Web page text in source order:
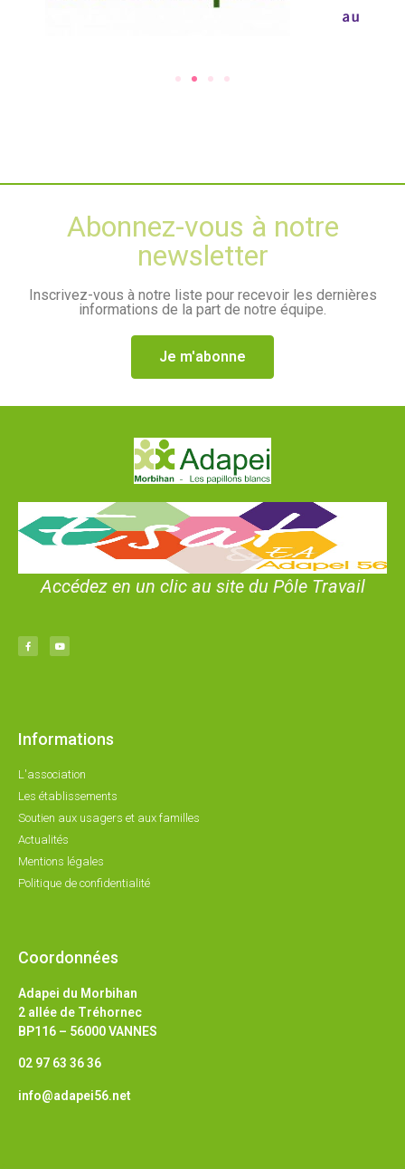
Abonnez-vous à notre
newsletter
Inscrivez-vous à notre liste pour recevoir les dernières
informations de la part de notre équipe.
Je m'abonne
Accédez en un clic au site du Pôle Travail
Informations
L'association
Les établissements
Soutien aux usagers et aux familles
Actualités
Mentions légales
Politique de confidentialité
Coordonnées
Adapei du Morbihan
2 allée de Tréhornec
BP116 – 56000 VANNES
02 97 63 36 36
info@adapei56.net